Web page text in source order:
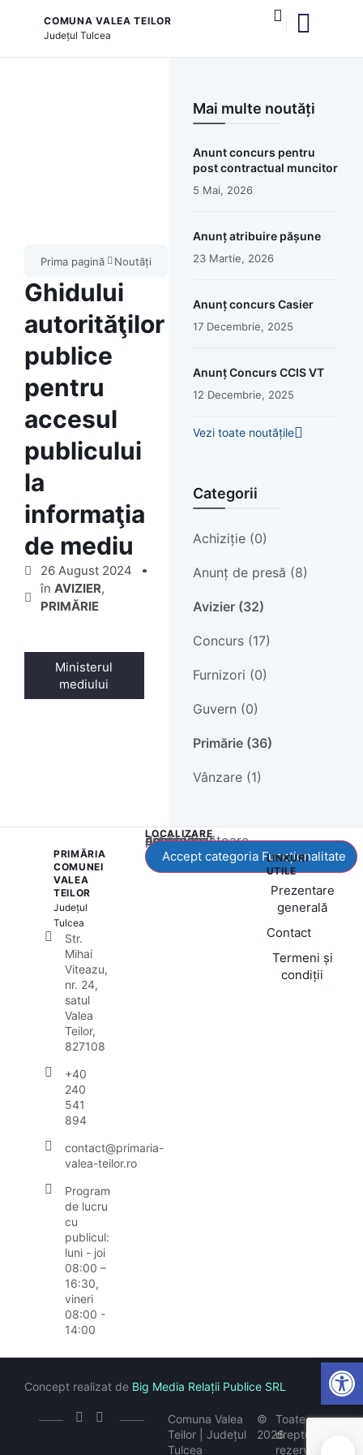
COMUNA VALEA TEILOR
JudețulTulcea
Prima pagină Noutăți
Ghidului
autorităţilor
publice
pentru
accesul
publicului
la
informaţia
de mediu
26 August 2024
în AVIZIER,
PRIMĂRIE
Ministerul
mediului
Mai multe noutăți
Anunt concurs pentru
post contractual muncitor
5 Mai, 2026
Anunț atribuire pășune
23 Martie, 2026
Anunț concurs Casier
17 Decembrie, 2025
Anunț Concurs CCIS VT
12 Decembrie, 2025
Vezi toate noutățile
Categorii
Achiziție (0)
Anunț de presă (8)
Avizier (32)
Concurs (17)
Furnizori (0)
Guvern (0)
Primărie (36)
Vânzare (1)
PRIMĂRIA
COMUNEI
VALEA
TEILOR
Județul
Tulcea
Str.
Mihai
Viteazu,
nr. 24,
satul
Valea
Teilor,
827108
+40
240
541
894
contact@primaria-
valea-teilor.ro
Program
de lucru
cu
publicul:
luni - joi
08:00 –
16:30,
vineri
08:00 -
14:00
LOCALIZARE
Acest conținut este blocat până când acceptați categoria corespunzătoare de cookie-uri.
Accept categoria Funcționalitate
LINKURI
UTILE
Prezentare
generală
Contact
Termeni și
condiții
Comuna Valea
Teilor | Județul
Tulcea
©
2026
Toate
drepturile
rezervate
Concept realizat de Big Media Relații Publice SRL